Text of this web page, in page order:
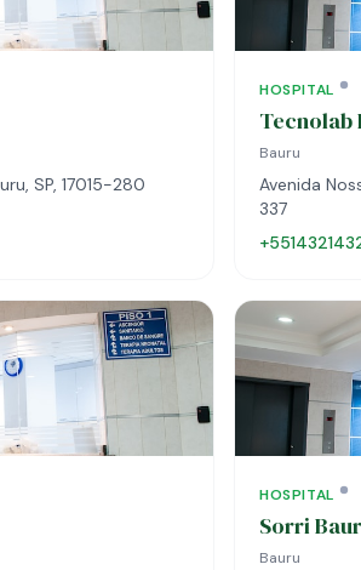
SP, 17015-280
HOSPITAL
Bauru
Avenida
337
HOSPITAL
Sorri
Bauru